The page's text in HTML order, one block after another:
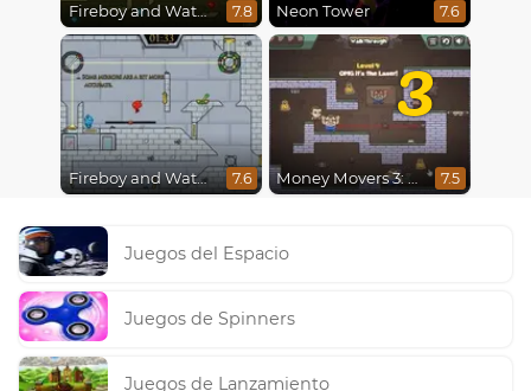
Fireboy and Watergirl 5 : Elements 7.8 Neon Tower 7.6
Fireboy and Watergirl in The Ice Temple 7.6
3
Money Movers 3: Guard Duty 7.5
Juegos del Espacio
Juegos de Spinners
Juegos de Lanzamiento